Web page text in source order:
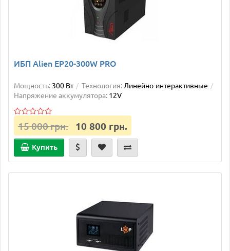
ИБП Alien EP20-300W PRO
Мощность: 300 Вт Технология: Линейно-интерактивные
Напряжение аккумулятора: 12V
15 000 грн. 10 800 грн.
Купить